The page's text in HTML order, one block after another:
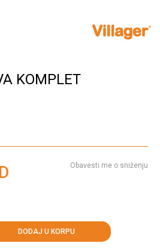
KOMPLET
Obavesti me o sniženju
DODAJ U KORPU